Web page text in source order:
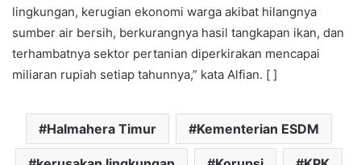
lingkungan, kerugian ekonomi warga akibat hilangnya
sumber air bersih, berkurangnya hasil tangkapan ikan, dan
terhambatnya sektor pertanian diperkirakan mencapai
miliaran rupiah setiap tahunnya,” kata Alfian. [ ]
Halmahera Timur Kementerian ESDM